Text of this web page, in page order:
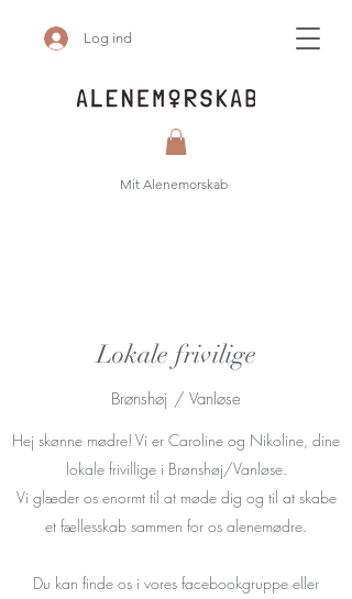
Log ind
Mit Alenemorskab
Lokale frivilige
Brønshøj / Vanløse
Hej skønne mødre! Vi er Caroline og Nikoline, dine
lokale frivillige i Brønshøj/Vanløse.
Vi glæder os enormt til at møde dig og til at skabe
et fællesskab sammen for os alenemødre.
Du kan finde os i vores facebookgruppe eller